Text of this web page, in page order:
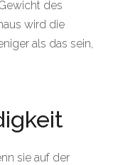
des
wird die
als das sein,
sie auf der